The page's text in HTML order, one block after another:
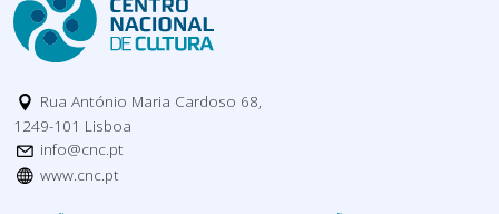
Rua António Maria Cardoso 68,
1249-101 Lisboa
info@cnc.pt
www.cnc.pt